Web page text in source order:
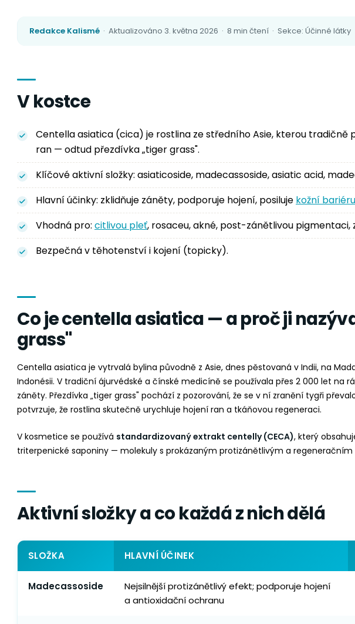
Redakce Kalismé · Aktualizováno 3. května 2026 · 8 min čtení · Sekce: Účinné látky
V kostce
Centella asiatica (cica) je rostlina ze středního Asie, kterou tradičně
ran — odtud přezdívka „tiger grass".
Klíčové aktivní složky: asiaticoside, madecassoside, asiatic acid,
Hlavní účinky: zklidňuje záněty, podporuje hojení, posiluje kožní bariéru
Vhodná pro: citlivou pleť, rosaceu, akné, post-zánětlivou pigmentaci,
Bezpečná v těhotenství i kojení (topicky).
Co je centella asiatica — a proč ji
grass"
Centella asiatica je vytrvalá bylina původně z Asie, dnes pěstovaná v Indii, na
Indonésii. V tradiční ájurvédské a čínské medicíně se používala přes 2 000 let na
záněty. Přezdívka „tiger grass" pochází z pozorování, že se v ní zranění tygři
potvrzuje, že rostlina skutečně urychluje hojení ran a tkáňovou regeneraci.
V kosmetice se používá standardizovaný extrakt centelly (CECA), který
triterpenické saponiny — molekuly s prokázaným protizánětlivým a regeneračním
Aktivní složky a co každá z nich dělá
SLOŽKA HLAVNÍ ÚČINEK
Madecassoside
Nejsilnější protizánětlivý efekt; podporuje hojení
a antioxidační ochranu